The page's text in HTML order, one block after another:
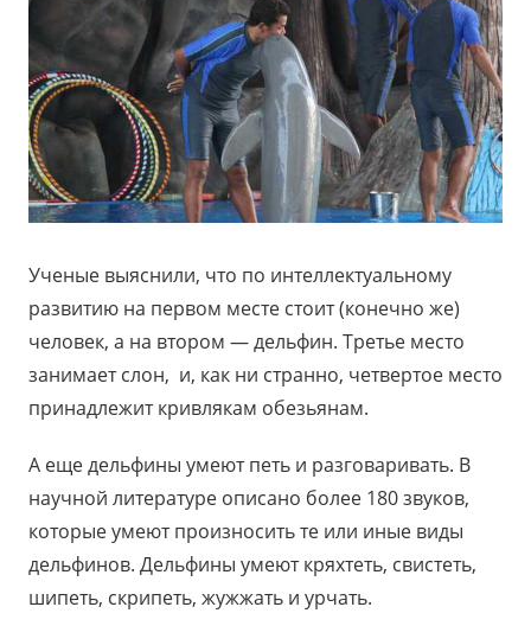
Ученые выяснили, что по интеллектуальному
развитию на первом месте стоит (конечно же)
человек, а на втором — дельфин. Третье место
занимает слон, и, как ни странно, четвертое место
принадлежит кривлякам обезьянам.
А еще дельфины умеют петь и разговаривать. В
научной литературе описано более 180 звуков,
которые умеют произносить те или иные виды
дельфинов. Дельфины умеют кряхтеть, свистеть,
шипеть, скрипеть, жужжать и урчать.